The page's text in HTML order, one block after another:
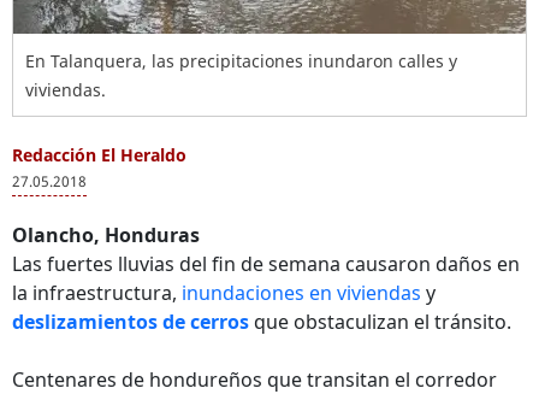
En Talanquera, las precipitaciones inundaron calles y
viviendas.
Redacción El Heraldo
27.05.2018
Olancho, Honduras
Las fuertes lluvias del fin de semana causaron daños en
la infraestructura, inundaciones en viviendas y
deslizamientos de cerrosque obstaculizan el tránsito.
Centenares de hondureños que transitan el corredor